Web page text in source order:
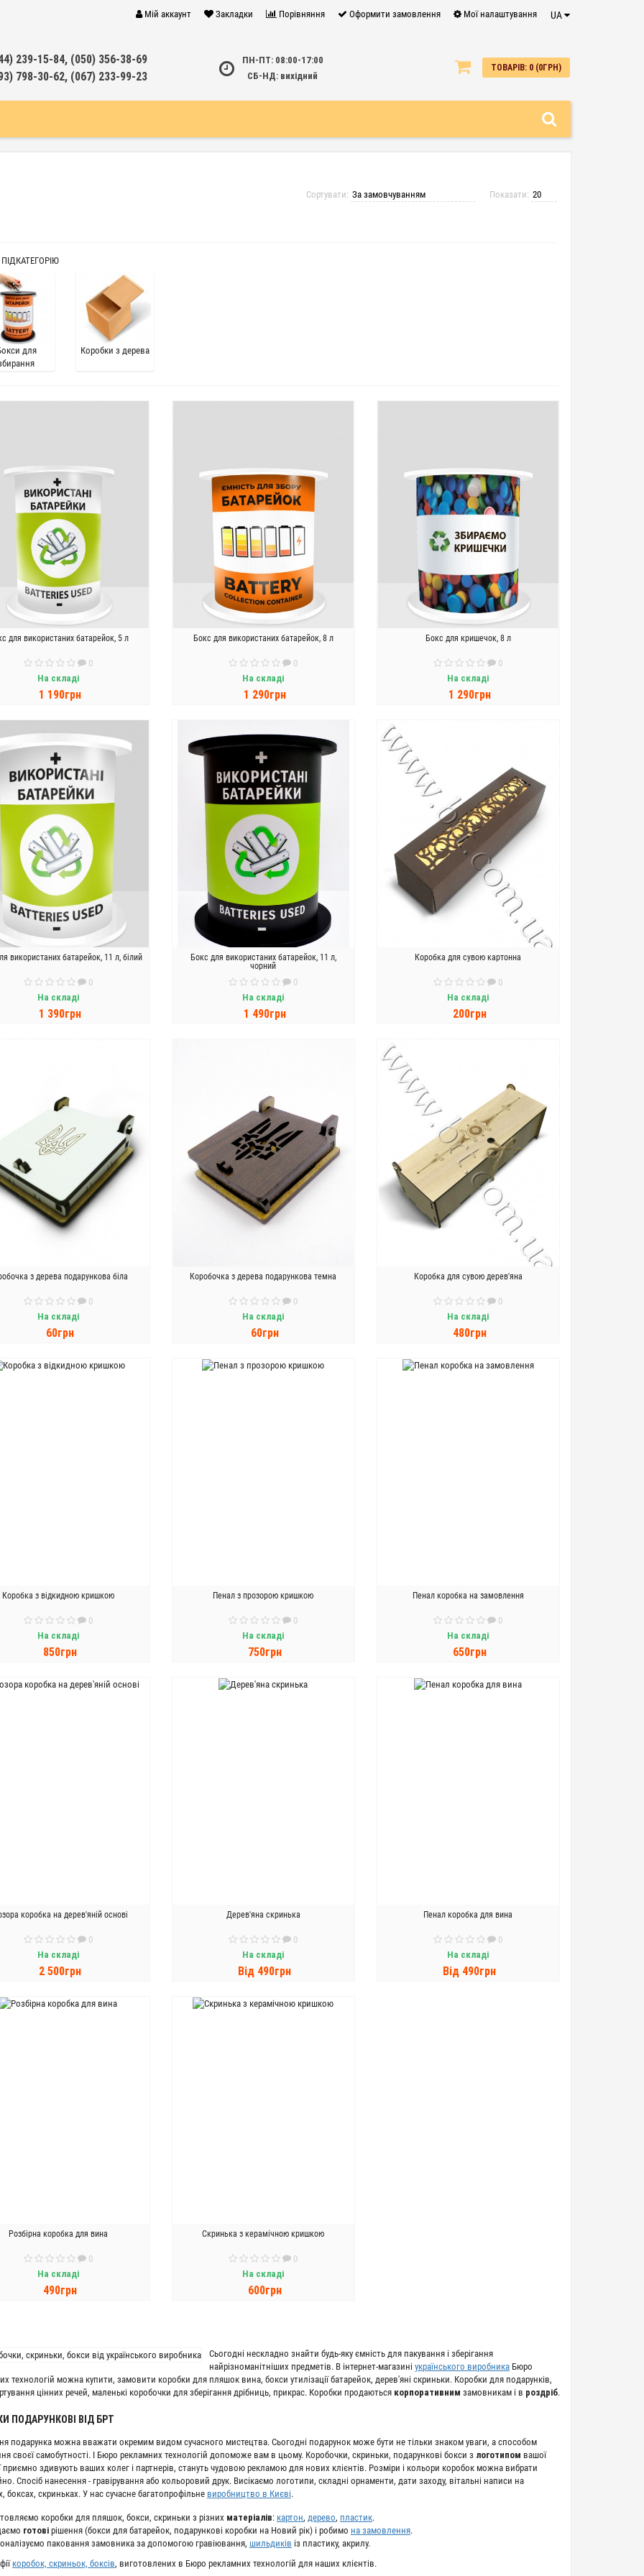
Мій аккаунт Закладки Порівняння Оформити замовлення Мої налаштування UA
239-15-84, (050) 356-38-69
798-30-62, (067) 233-99-23
ПН-ПТ: 08:00-17:00
СБ-НД: вихідний
ТОВАРІВ: 0 (0ГРН)
Показати:
Сортувати:
для
Коробки з дерева
для використаних батарейок, 5 л
0
На складі
1 190грн
Бокс для використаних батарейок, 8 л
0
На складі
1 290грн
Бокс для кришечок, 8 л
0
На складі
1 290грн
використаних батарейок, 11 л, білий
0
На складі
1 390грн
Бокс для використаних батарейок, 11 л,
чорний
0
На складі
1 490грн
Коробка для сувою картонна
0
На складі
200грн
з дерева подарункова біла
0
На складі
60грн
ДО КОШИКА
Коробочка з дерева подарункова темна
0
На складі
60грн
ДО КОШИКА
Коробка для сувою дерев'яна
0
На складі
480грн
ДО КОШИКА
Коробка з відкидною кришкою
0
На складі
850грн
ДО КОШИКА
Пенал з прозорою кришкою
0
На складі
750грн
ДО КОШИКА
Пенал коробка на замовлення
0
На складі
650грн
ДО КОШИКА
коробка на дерев'яній основі
0
На складі
2 500грн
ДО КОШИКА
Дерев'яна скринька
0
На складі
Вiд 490грн
ДО КОШИКА
Пенал коробка для вина
0
На складі
Вiд 490грн
Розбірна коробка для вина
0
На складі
490грн
Скринька з керамічною кришкою
0
На складі
600грн
Сьогодні нескладно знайти будь-яку ємність для пакування і зберігання
найрізноманітніших предметів. В інтернет-магазині українського виробника Бюро
технологій можна купити, замовити коробки для пляшок вина, бокси утилізації батарейок, дерев'яні скриньки. Коробки для подарунків,
цінних речей, маленькі коробочки для зберігання дрібниць, прикрас. Коробки продаються корпоративним замовникам і в роздріб.
ПОДАРУНКОВІ ВІД БРТ
подарунка можна вважати окремим видом сучасного мистецтва. Сьогодні подарунок може бути не тільки знаком уваги, а способом
своєї самобутності. І Бюро рекламних технологій допоможе вам в цьому. Коробочки, скриньки, подарункові бокси з логотипом вашої
приємно здивують ваших колег і партнерів, стануть чудовою рекламою для нових клієнтів. Розміри і кольори коробок можна вибрати
Спосіб нанесення - гравірування або кольоровий друк. Висікаємо логотипи, складні орнаменти, дати заходу, вітальні написи на
боксах, скриньках. У нас сучасне багатопрофільне виробництво в Києві.
коробки для пляшок, бокси, скриньки з різних матеріалів: картон, дерево, пластик.
готові рішення (бокси для батарейок, подарункові коробки на Новий рік) і робимо на замовлення.
паковання замовника за допомогою гравіювання, шильдиків із пластику, акрилу.
коробок, скриньок, боксів, виготовлених в Бюро рекламних технологій для наших клієнтів.